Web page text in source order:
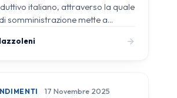
italiano, attraverso la quale
somministrazione mette a…
17 Novembre 2025